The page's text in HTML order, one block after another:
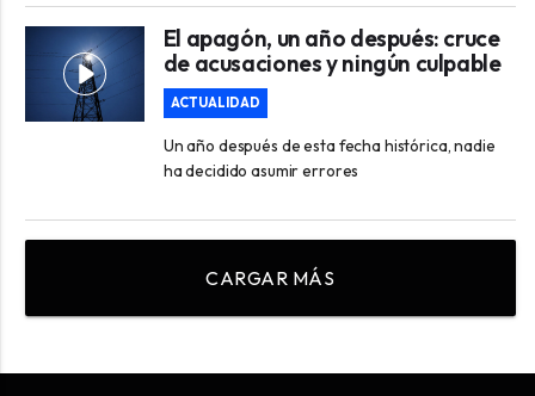
El apagón, un año después: cruce
de acusaciones y ningún culpable
ACTUALIDAD
Un año después de esta fecha histórica, nadie
ha decidido asumir errores
CARGAR MÁS